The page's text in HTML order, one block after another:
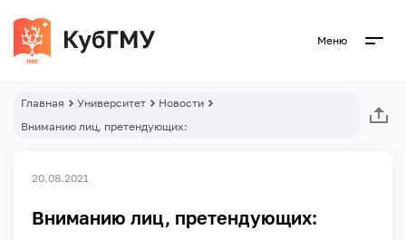
Меню
Главная Университет
Новости
Вниманию лиц, претендующих:
20.08.2021
Вниманию лиц, претендующих: